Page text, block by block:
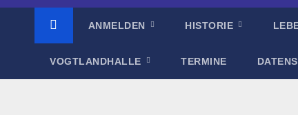
ANMELDEN HISTORIE
VOGTLANDHALLE TERMINE